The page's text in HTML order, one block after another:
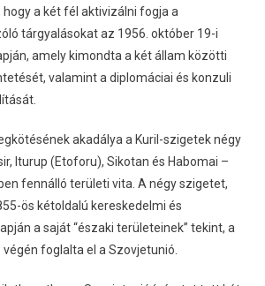
a két fél aktivizálni fogja a
tárgyalásokat az 1956. október 19-i
amely kimondta a két állam közötti
valamint a diplomáciai és konzuli
akadálya a Kuril-szigetek négy
Iturup (Etoforu), Sikotan és Habomai –
fennálló területi vita. A négy szigetet,
ös kétoldalú kereskedelmi és
a saját “északi területeinek” tekint, a
foglalta el a Szovjetunió.